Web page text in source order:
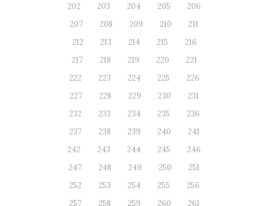
202
203 204 205
206
207
208 209 210
211
212
213 214 215
216
217
218 219 220
221
222
223 224 225
226
227
228 229 230
231
232
233 234 235
236
237
238 239 240
241
242
243 244 245
246
247
248 249 250
251
252
253 254 255
256
257
258 259 260
261